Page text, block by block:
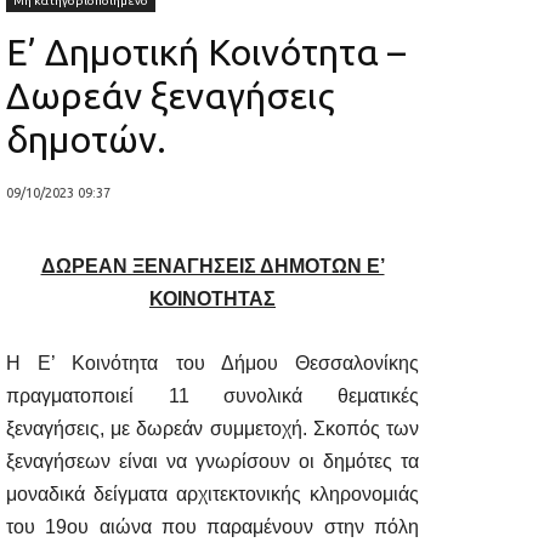
Ε’ Δημοτική Κοινότητα –
Δωρεάν ξεναγήσεις
δημοτών.
09/10/2023 09:37
ΔΩΡΕΑΝ ΞΕΝΑΓΗΣΕΙΣ ΔΗΜΟΤΩΝ Ε’
ΚΟΙΝΟΤΗΤΑΣ
Η Ε’ Κοινότητα του Δήμου Θεσσαλονίκης
πραγματοποιεί 11 συνολικά θεματικές
ξεναγήσεις, με δωρεάν συμμετοχή. Σκοπός των
ξεναγήσεων είναι να γνωρίσουν οι δημότες τα
μοναδικά δείγματα αρχιτεκτονικής κληρονομιάς
του 19ου αιώνα που παραμένουν στην πόλη